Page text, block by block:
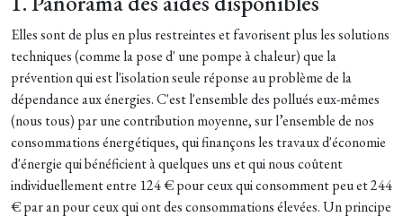
Elles sont de plus en plus restreintes et favorisent plus les solutions
techniques (comme la pose d' une pompe à chaleur) que la
prévention qui est l'isolation seule réponse au problème de la
dépendance aux énergies. C'est l'ensemble des pollués eux-mêmes
(nous tous) par une contribution moyenne, sur l’ensemble de nos
consommations énergétiques, qui finançons les travaux d'économie
d'énergie qui bénéficient à quelques uns et qui nous coûtent
individuellement entre 124 € pour ceux qui consomment peu et 244
€ par an pour ceux qui ont des consommations élevées. Un principe